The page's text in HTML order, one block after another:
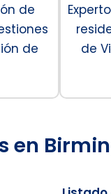
de
de
de
en